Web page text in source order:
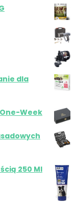
dla
Week
250 Ml